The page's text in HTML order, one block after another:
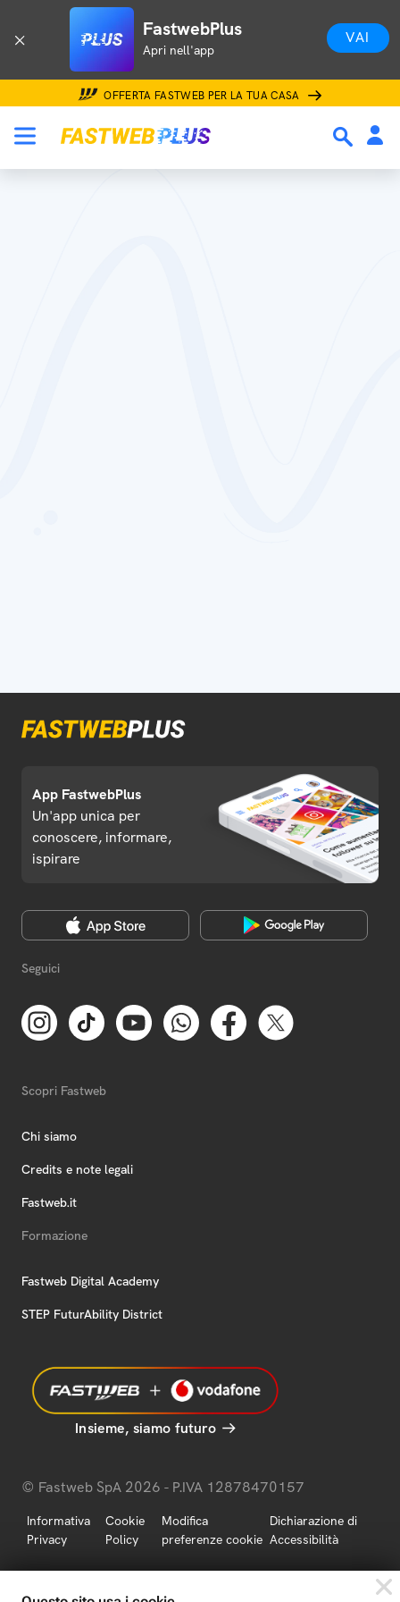
FastwebPlus
Apri nell'app
VAI
OFFERTA FASTWEB PER LA TUA CASA
App FastwebPlus
Un'app unica per
conoscere, informare,
ispirare
Seguici
Scopri Fastweb
Chi siamo
Credits e note legali
Fastweb.it
Formazione
Fastweb Digital Academy
STEP FuturAbility District
Insieme, siamo futuro
© Fastweb SpA 2026 - P.IVA 12878470157
Informativa
Privacy
Cookie
Policy
Modifica
preferenze cookie
Dichiarazione di
Accessibilità